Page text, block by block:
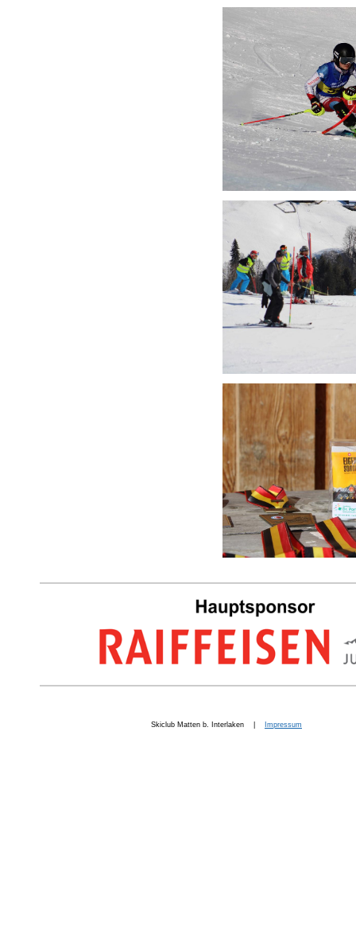
Skiclub Matten b. Interlaken | Impressum